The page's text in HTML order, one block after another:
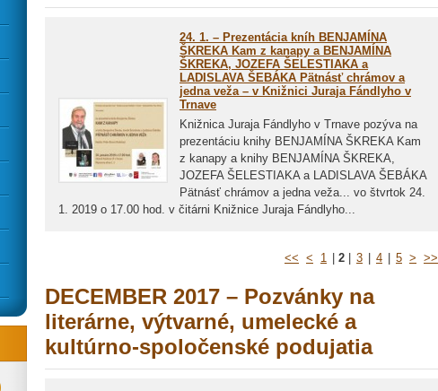
24. 1. – Prezentácia kníh BENJAMÍNA
ŠKREKA Kam z kanapy a BENJAMÍNA
ŠKREKA, JOZEFA ŠELESTIAKA a
LADISLAVA ŠEBÁKA Pätnásť chrámov a
jedna veža – v Knižnici Juraja Fándlyho v
Trnave
Knižnica Juraja Fándlyho v Trnave pozýva na
prezentáciu knihy BENJAMÍNA ŠKREKA Kam
z kanapy a knihy BENJAMÍNA ŠKREKA,
JOZEFA ŠELESTIAKA a LADISLAVA ŠEBÁKA
Pätnásť chrámov a jedna veža... vo štvrtok 24.
1. 2019 o 17.00 hod. v čitárni Knižnice Juraja Fándlyho...
<< < 1 2 3 4 5 > >>
DECEMBER 2017 – Pozvánky na
literárne, výtvarné, umelecké a
kultúrno-spoločenské podujatia